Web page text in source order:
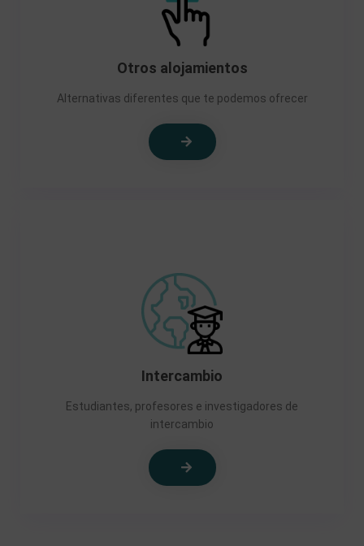
Otros alojamientos
Alternativas diferentes que te podemos ofrecer
Intercambio
Estudiantes, profesores e investigadores de
intercambio